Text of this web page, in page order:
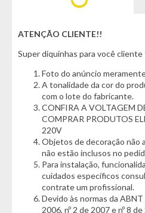
- Tamanho do Aro: 26
- Rosa
Características do Produto:
- Aro: 26 Aero
- Pedal: Nylon
- Pneu: 26 x 1.95
- Guidão: Downhill
- Conote Selim: 250mm
- Garfo em Aço carbono
- Corrente: Aço grossa
- Freio: V-Brake nylon
- Suporte Guidão: 21mm
- Cubo: 36 Furos em aço
- Acessórios: Cestão aramado,
ATENÇÃO CLIENTE!!
Super diquinhas para você cliente
Foto do anúncio
A tonalidade da cor do
com o lote do fabricante.
CONFIRA A VOLTAGEM
COMPRAR PRODUTOS
220V
Objetos de decoração não
não estão inclusos no
Para instalação,
cuidados específicos
contrate um profissional.
Devido às normas da
2006, nº 2 de 2007 e nº 8